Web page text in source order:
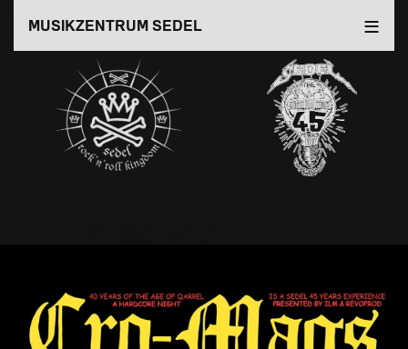
Inhalt
MUSIKZENTRUM SEDEL